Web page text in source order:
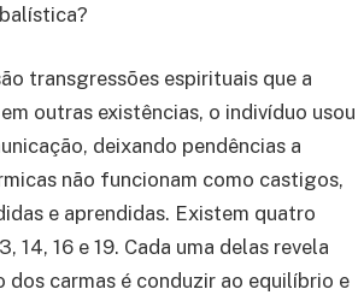
transgressões espirituais que a
outras existências, o indivíduo usou
deixando pendências a
não funcionam como castigos,
e aprendidas. Existem quatro
14, 16 e 19. Cada uma delas revela
dos carmas é conduzir ao equilíbrio e